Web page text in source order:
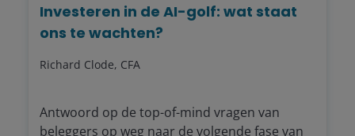
Investeren in de AI-golf: wat staat
ons te wachten?
Richard Clode, CFA
Antwoord op de top-of-mind vragen van
beleggers op weg naar de volgende fase van